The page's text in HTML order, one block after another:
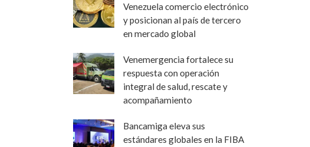
Venezuela comercio electrónico
y posicionan al país de tercero
en mercado global
Venemergencia fortalece su
respuesta con operación
integral de salud, rescate y
acompañamiento
Bancamiga eleva sus
estándares globales en la FIBA